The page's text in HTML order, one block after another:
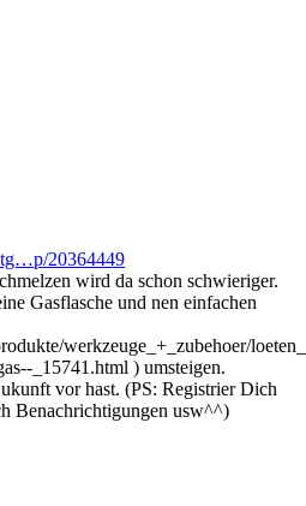
20364449
wird da schon schwieriger.
Gasflasche und nen einfachen
werkzeuge_+_zubehoer/
_15741.html ) umsteigen.
vor hast. (PS: Registrier Dich
Benachrichtigungen usw^^)